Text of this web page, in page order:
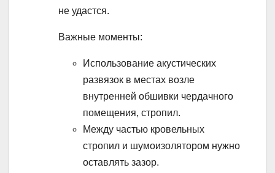
не удастся.
Важные моменты:
Использование акустических
развязок в местах возле
внутренней обшивки чердачного
помещения, стропил.
Между частью кровельных
стропил и шумоизолятором нужно
оставлять зазор.